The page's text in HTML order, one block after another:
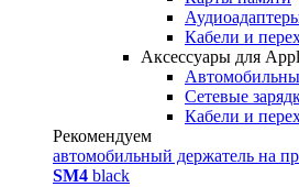
Кабели и
Аксессуары для
Сетевые
Кабели и
Рекомендуем
автомобильный держатель на
SM4 black